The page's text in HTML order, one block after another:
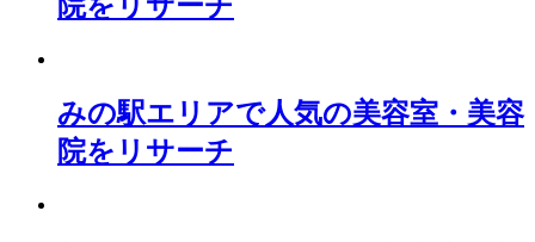
院をリサーチ
みの駅エリアで人気の美容室・美容
院をリサーチ